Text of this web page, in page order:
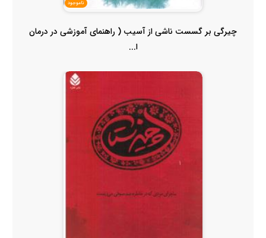
ناموجود
چیرگی بر گسست ناشی از آسیب ( راهنمای آموزشی در درمان
ا...